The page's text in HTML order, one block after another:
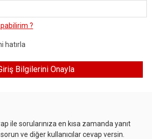
?
hatırla
ile sorularınıza en kısa zamanda yanıt
ve diğer kullanıcılar cevap versin.